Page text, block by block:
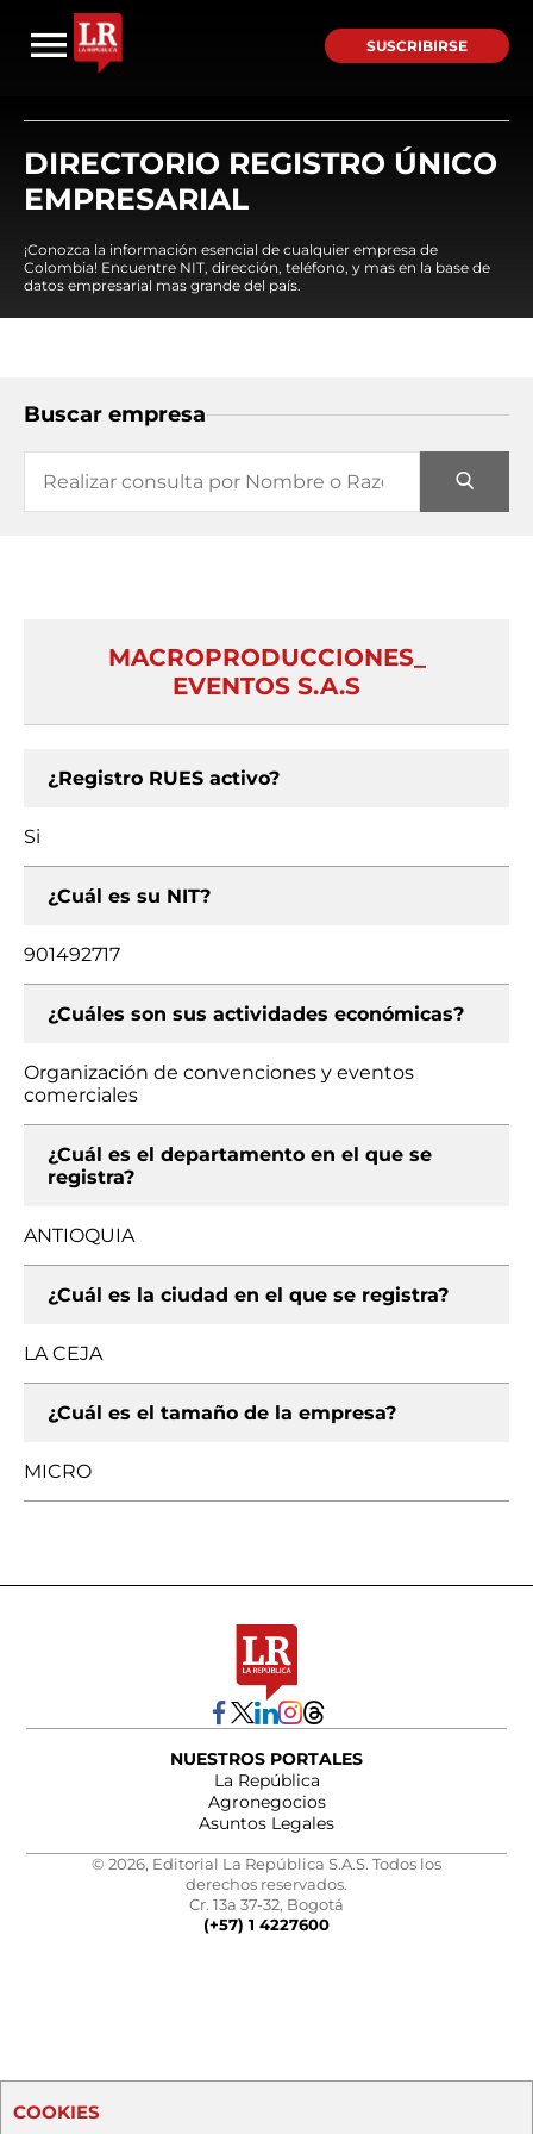
SUSCRIBIRSE
DIRECTORIO REGISTRO ÚNICO
EMPRESARIAL
¡Conozca la información esencial de cualquier empresa de
Colombia! Encuentre NIT, dirección, teléfono, y mas en la base de
datos empresarial mas grande del país.
Buscar empresa
MACROPRODUCCIONES_
EVENTOS S.A.S
¿Registro RUES activo?
Si
¿Cuál es su NIT?
901492717
¿Cuáles son sus actividades económicas?
Organización de convenciones y eventos
comerciales
¿Cuál es el departamento en el que se
registra?
ANTIOQUIA
¿Cuál es la ciudad en el que se registra?
LA CEJA
¿Cuál es el tamaño de la empresa?
MICRO
NUESTROS PORTALES
La República
Agronegocios
Asuntos Legales
© 2026, Editorial La República S.A.S. Todos los
derechos reservados.
Cr. 13a 37-32, Bogotá
(+57) 1 4227600
COOKIES